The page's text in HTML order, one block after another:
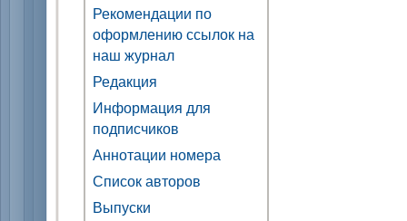
Рекомендации по
оформлению ссылок на
наш журнал
Редакция
Информация для
подписчиков
Аннотации номера
Список авторов
Выпуски